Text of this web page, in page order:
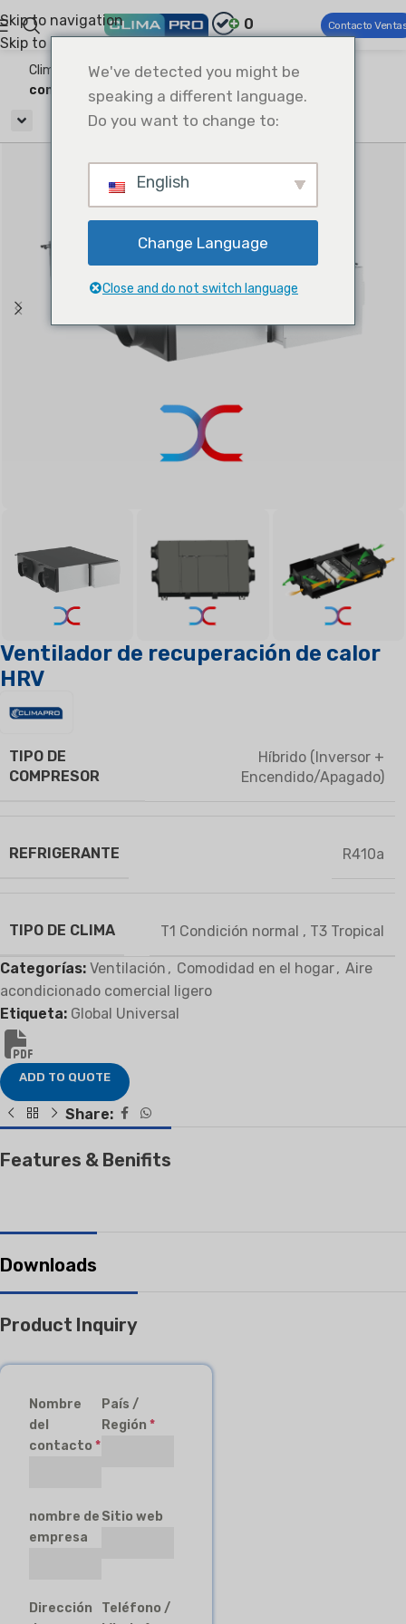
Skip to navigation
Skip to main content
0 Contacto
Climapro® HVAC comercial Aire acondicionado
comercial ligero
Ventilador de recuperación de calor
HRV
TIPO DE
COMPRESOR
Híbrido (Inversor +
Encendido/Apagado)
REFRIGERANTE R410a
TIPO DE CLIMA T1 Condición normal , T3 Tropical
Categorías: Ventilación , Comodidad en el hogar, Aire
acondicionado comercial ligero
Etiqueta: Global Universal
ADD TO QUOTE
Share:
Features & Benifits
Downloads
Product Inquiry
Nombre
del
contacto *
País /
Región*
nombre de
empresa
Sitio web
Dirección
Teléfono /
We've detected you might be
speaking a different language.
Do you want to change to:
English
Change Language
Close and do not switch language